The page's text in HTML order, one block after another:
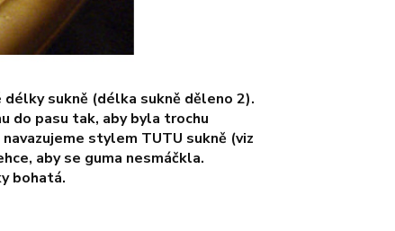
sukně (délka sukně děleno 2).
do pasu tak, aby byla trochu
stylem TUTU sukně (viz
aby se guma nesmáčkla.
bohatá.